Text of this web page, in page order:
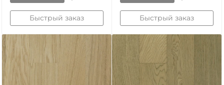
Быстрый заказ Быстрый заказ